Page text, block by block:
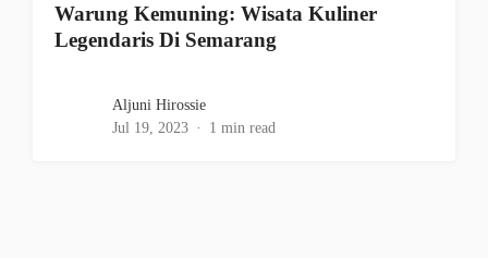
Warung Kemuning: Wisata Kuliner
Legendaris Di Semarang
Aljuni Hirossie
Jul 19, 2023
1 min read